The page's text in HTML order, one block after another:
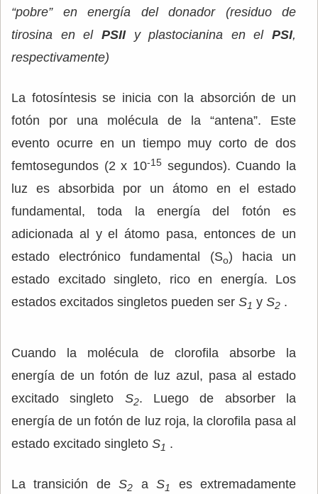
“pobre” en energía del donador (residuo de
tirosina en el PSIIy plastocianina en el PSI,
respectivamente)
La fotosíntesis se inicia con la absorción de un
fotón por una molécula de la “antena”. Este
evento ocurre en un tiempo muy corto de dos
femtosegundos (2 x 10-15 segundos). Cuando la
luz es absorbida por un átomo en el estado
fundamental, toda la energía del fotón es
adicionada al y el átomo pasa, entonces de un
estado electrónico fundamental (So) hacia un
estado excitado singleto, rico en energía. Los
estados excitados singletos pueden ser S1 y S2 .
Cuando la molécula de clorofila absorbe la
energía de un fotón de luz azul, pasa al estado
excitado singleto S2. Luego de absorber la
energía de un fotón de luz roja, la clorofila pasa al
estado excitado singleto S1 .
La transición deS2 aS1 es extremadamente